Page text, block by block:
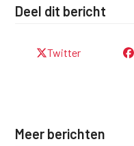
Deel dit bericht
Twitter
Meer berichten